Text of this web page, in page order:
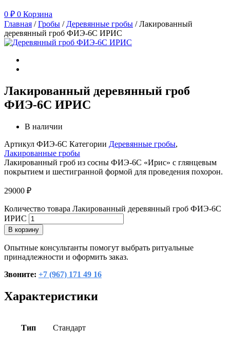
0 ₽ 0 Корзина
Главная /Гробы / Деревянные гробы / Лакированный
деревянный гроб ФИЭ-6С ИРИС
Лакированный деревянный гроб
ФИЭ-6С ИРИС
В наличии
Артикул ФИЭ-6С Категории Деревянные гробы,
Лакированные гробы
Лакированный гроб из сосны ФИЭ-6С «Ирис» с глянцевым
покрытием и шестигранной формой для проведения похорон.
29000 ₽
Количество товара Лакированный деревянный гроб ФИЭ-6С
ИРИС
В корзину
Опытные консультанты помогут выбрать ритуальные
принадлежности и оформить заказ.
Звоните: +7 (967) 171 49 16
Характеристики
Тип Cтандарт